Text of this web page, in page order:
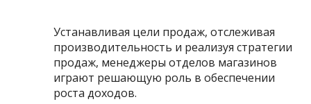
Устанавливая цели продаж, отслеживая
производительность и реализуя стратегии
продаж, менеджеры отделов магазинов
играют решающую роль в обеспечении
роста доходов.